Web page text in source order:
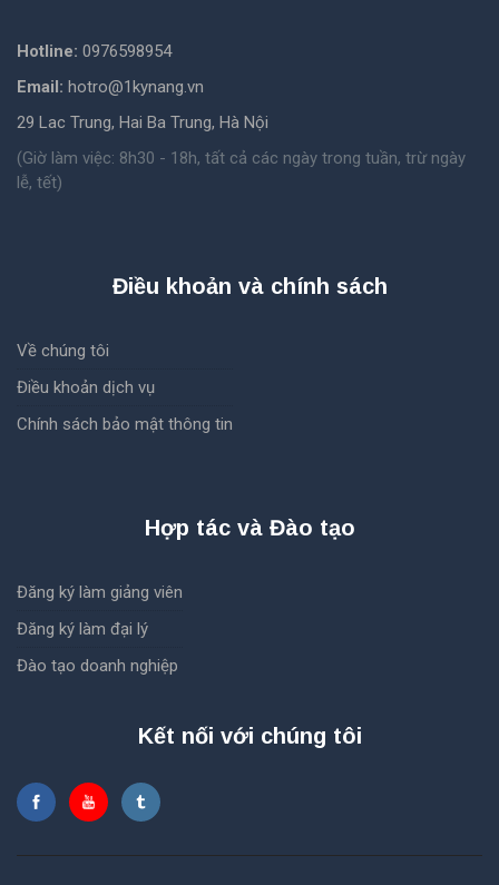
Hotline: 0976598954
Email: hotro@1kynang.vn
29 Lac Trung, Hai Ba Trung, Hà Nội
(Giờ làm việc: 8h30 - 18h, tất cả các ngày trong tuần, trừ ngày
lễ, tết)
Điều khoản và chính sách
Về chúng tôi
Điều khoản dịch vụ
Chính sách bảo mật thông tin
Hợp tác và Đào tạo
Đăng ký làm giảng viên
Đăng ký làm đại lý
Đào tạo doanh nghiệp
Kết nối với chúng tôi